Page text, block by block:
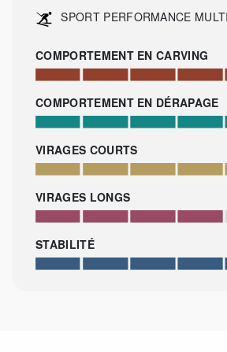
SPORT PERFORMANCE
COMPORTEMENT EN CARVING
COMPORTEMENT EN DÉRAPAGE
VIRAGES COURTS
VIRAGES LONGS
STABILITÉ